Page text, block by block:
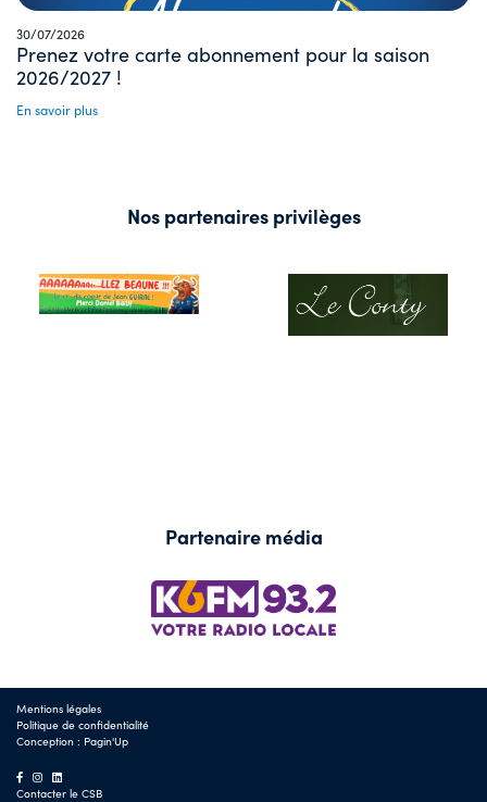
30/07/2026
Prenez votre carte abonnement pour la saison
2026/2027 !
En savoir plus
Nos partenaires privilèges
Partenaire média
Mentions légales
Politique de confidentialité
Conception : Pagin'Up
Contacter le CSB